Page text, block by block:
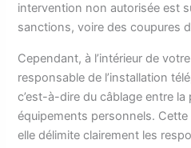
intervention non autorisée est
sanctions, voire des coupures
Cependant, à l’intérieur de
responsable de l’installation
c’est-à-dire du câblage entre la
équipements personnels.
elle délimite clairement les